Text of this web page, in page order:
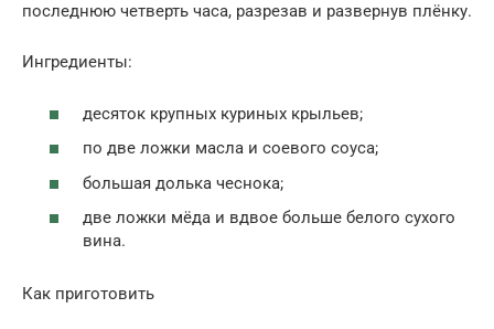
последнюю четверть часа, разрезав и развернув плёнку.
Ингредиенты:
десяток крупных куриных крыльев;
по две ложки масла и соевого соуса;
большая долька чеснока;
две ложки мёда и вдвое больше белого сухого
вина.
Как приготовить